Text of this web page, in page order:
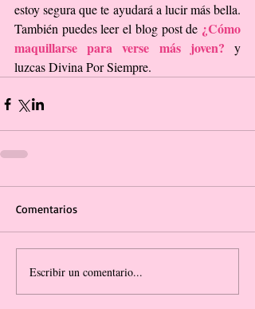
estoy segura que te ayudará a lucir más bella.
También puedes leer el blog post de ¿Cómo
maquillarse para verse más joven? y
luzcas Divina Por Siempre.
Comentarios
Escribir un comentario...